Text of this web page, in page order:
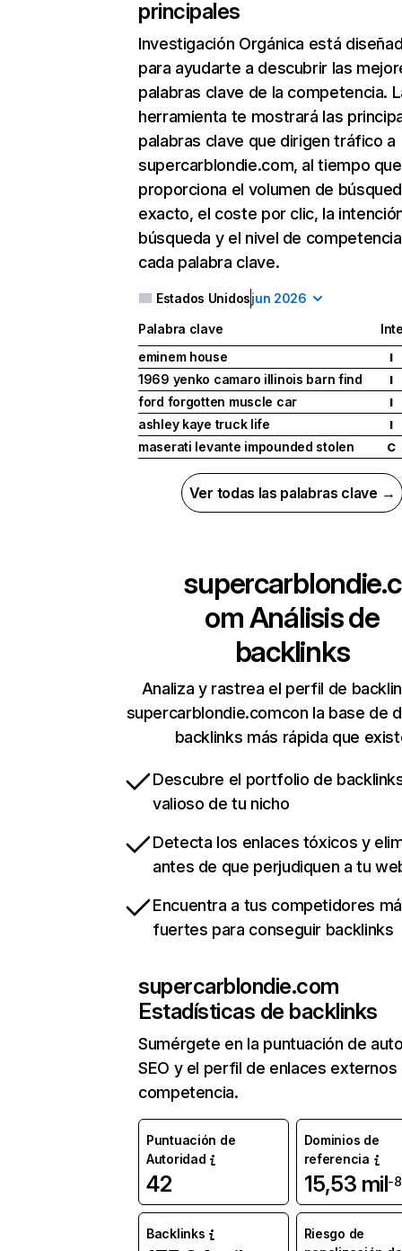
principales
Investigación Orgánica está
para ayudarte a descubrir las
palabras clave de la competencia.
herramienta te mostrará las
palabras clave que dirigen tráfico a
supercarblondie.com, al tiempo
proporciona el volumen de
exacto, el coste por clic, la
búsqueda y el nivel de
cada palabra clave.
Estados Unidosjun 2026
Palabra clave
eminem house
I
1969 yenko camaro illinois barn find I
ford forgotten muscle car I
ashley kaye truck life I
maserati levante impounded stolen C
Ver todas las palabras clave →
supercarblondie.c
omAnálisis de
backlinks
Analiza y rastrea el perfil de
supercarblondie.comcon la base de
backlinks más rápida que
Descubre el portfolio de
valioso de tu nicho
Detecta los enlaces tóxicos y
antes de que perjudiquen a tu
Encuentra a tus competidores
fuertes para conseguir backlinks
supercarblondie.com
Estadísticas de backlinks
Sumérgete en la puntuación de
SEO y el perfil de enlaces externos
competencia.
Puntuación de
Autoridad
42
Dominios de
referencia
15,53 mil-
Backlinks
Riesgo de